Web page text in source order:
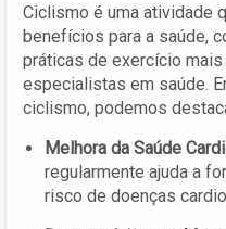
Ciclismo é uma atividade
benefícios para a saúde,
práticas de exercício
especialistas em saúde.
ciclismo, podemos
Melhora da Saúde
regularmente ajuda a
risco de doenças